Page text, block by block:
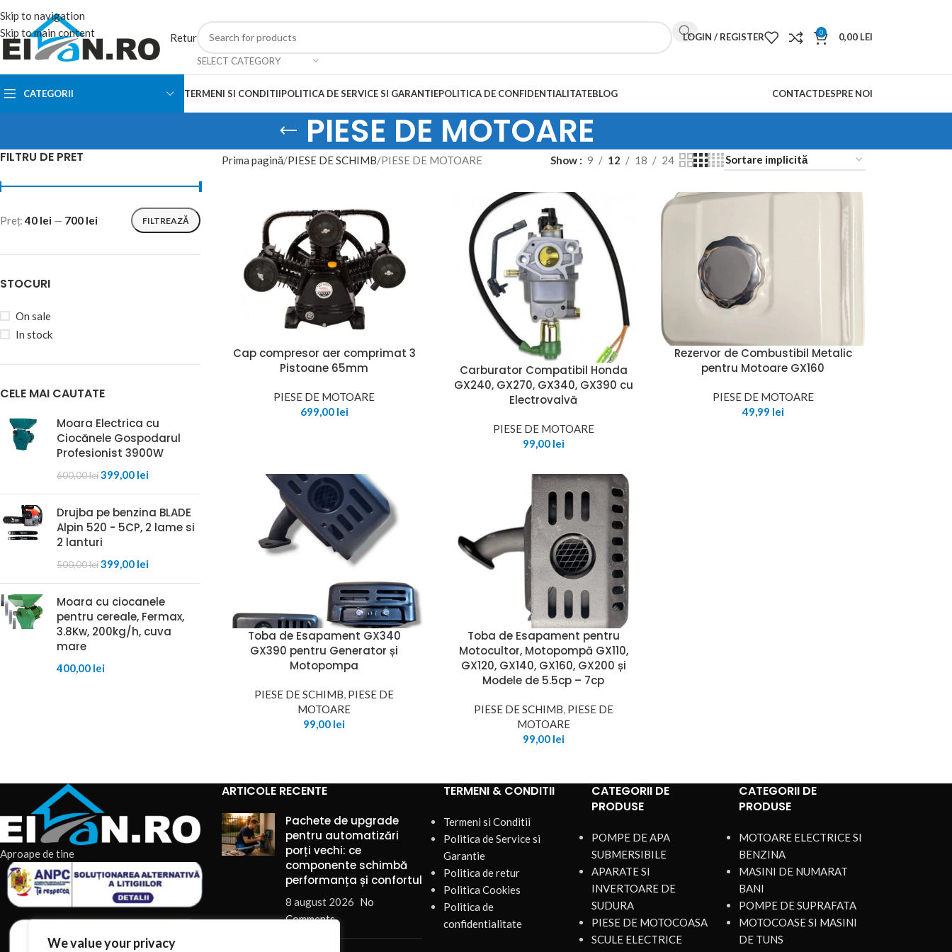
We value your privacy
Skip to navigation
Skip to main content
Retur
SELECT CATEGORY
LOGIN / REGISTER 0 0,00 LEI
CATEGORII TERMENI SI CONDITIIPOLITICA DE SERVICE SI GARANTIEPOLITICA DE CONFIDENTIALITATEBLOG CONTACTDESPRE NOI
PIESE DE MOTOARE
FILTRU DE PRET
FILTREAZĂ
Preț:40 lei — 700 lei
STOCURI
On sale
In stock
CELE MAI CAUTATE
Moara Electrica cu
Ciocănele Gospodarul
Profesionist 3900W
600,00lei399,00 lei
Drujba pe benzina BLADE
Alpin 520 - 5CP, 2 lame si
2 lanturi
500,00lei399,00 lei
Moara cu ciocanele
pentru cereale, Fermax,
3.8Kw, 200kg/h, cuva
mare
400,00 lei
Prima pagină PIESE DE SCHIMB PIESE DE MOTOARE Show 9 12 18 24
Cap compresor aer comprimat 3
Pistoane 65mm
PIESE DE MOTOARE
699,00 lei
Carburator Compatibil Honda
GX240, GX270, GX340, GX390 cu
Electrovalvă
PIESE DE MOTOARE
99,00 lei
Rezervor de Combustibil Metalic
pentru Motoare GX160
PIESE DE MOTOARE
49,99 lei
Toba de Esapament GX340
GX390 pentru Generator și
Motopompa
PIESE DE SCHIMB PIESE DE
MOTOARE
99,00 lei
Toba de Esapament pentru
Motocultor, Motopompă GX110,
GX120, GX140, GX160, GX200 și
Modele de 5.5cp – 7cp
PIESE DE SCHIMB PIESE DE
MOTOARE
99,00 lei
Aproape de tine
ARTICOLE RECENTE
Pachete de upgrade
pentru automatizări
porți vechi: ce
componente schimbă
performanța și confortul
8 august 2026 No
Comments
TERMENI & CONDITII
Termeni si Conditii
Politica de Service si
Garantie
Politica de retur
Politica Cookies
Politica de
confidentialitate
CATEGORII DE
PRODUSE
POMPE DE APA
SUBMERSIBILE
APARATE SI
INVERTOARE DE
SUDURA
PIESE DE MOTOCOASA
SCULE ELECTRICE
CATEGORII DE
PRODUSE
MOTOARE ELECTRICE SI
BENZINA
MASINI DE NUMARAT
BANI
POMPE DE SUPRAFATA
MOTOCOASE SI MASINI
DE TUNS